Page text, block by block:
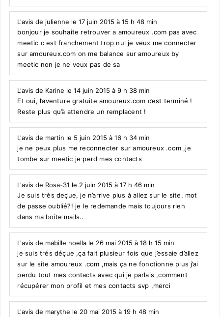
L'avis de julienne le 17 juin 2015 à 15 h 48 min
bonjour je souhaite retrouver a amoureux .com pas avec
meetic c est franchement trop nul je veux me connecter
sur amoureux.com on me balance sur amoureux by
meetic non je ne veux pas de sa
L'avis de Karine le 14 juin 2015 à 9 h 38 min
Et oui, l’aventure gratuite amoureux.com c’est terminé !
Reste plus qu’à attendre un remplacent !
L'avis de martin le 5 juin 2015 à 16 h 34 min
je ne peux plus me reconnecter sur amoureux .com ,je
tombe sur meetic je perd mes contacts
L'avis de Rosa-31 le 2 juin 2015 à 17 h 46 min
Je suis très deçue, je n’arrive plus à allez sur le site, mot
de passe oublié?! je le redemande mais toujours rien
dans ma boite mails..
L'avis de mabille noella le 26 mai 2015 à 18 h 15 min
je suis trés déçue ,ça fait plusieur fois que j’essaie d’allez
sur le site amoureux .com ,mais ça ne fonctionne plus j’ai
perdu tout mes contacts avec qui je parlais ,comment
récupérer mon profil et mes contacts svp ,merci
L'avis de marythe le 20 mai 2015 à 19 h 48 min